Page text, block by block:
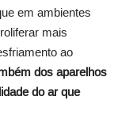
em ambientes
mais
ao
dos aparelhos
do ar que